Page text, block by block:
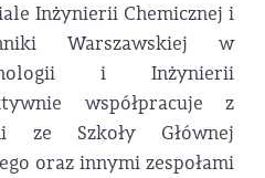
Inżynierii Chemicznej i
Warszawskiej w
i Inżynierii
współpracuje z
ze Szkoły Głównej
oraz innymi zespołami